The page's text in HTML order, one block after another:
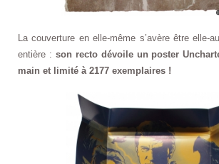
La couverture en elle-même s’avère être elle-
entière : son recto dévoile un poster
main et limité à 2177 exemplaires !